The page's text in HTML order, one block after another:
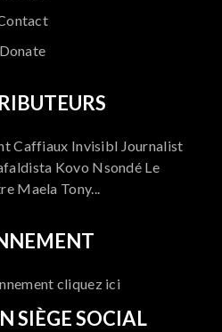
Donate
Caffiaux Invisibl Journalist
Kovo Nsondé Le
Maela Tony...
cliquez ici
SIÈGE SOCIAL